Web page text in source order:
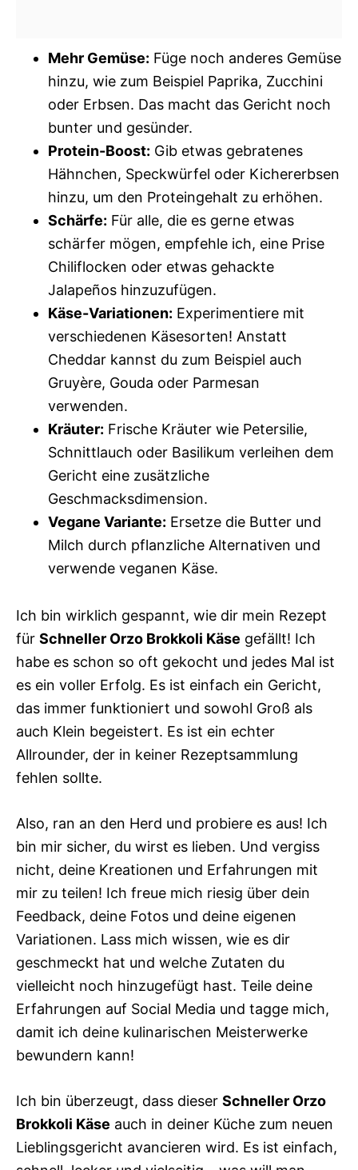
Mehr Gemüse: Füge noch anderes Gemüse
hinzu, wie zum Beispiel Paprika, Zucchini
oder Erbsen. Das macht das Gericht noch
bunter und gesünder.
Protein-Boost: Gib etwas gebratenes
Hähnchen, Speckwürfel oder Kichererbsen
hinzu, um den Proteingehalt zu erhöhen.
Schärfe: Für alle, die es gerne etwas
schärfer mögen, empfehle ich, eine Prise
Chiliflocken oder etwas gehackte
Jalapeños hinzuzufügen.
Käse-Variationen: Experimentiere mit
verschiedenen Käsesorten! Anstatt
Cheddar kannst du zum Beispiel auch
Gruyère, Gouda oder Parmesan
verwenden.
Kräuter: Frische Kräuter wie Petersilie,
Schnittlauch oder Basilikum verleihen dem
Gericht eine zusätzliche
Geschmacksdimension.
Vegane Variante: Ersetze die Butter und
Milch durch pflanzliche Alternativen und
verwende veganen Käse.
Ich bin wirklich gespannt, wie dir mein Rezept
für Schneller Orzo Brokkoli Käse gefällt! Ich
habe es schon so oft gekocht und jedes Mal ist
es ein voller Erfolg. Es ist einfach ein Gericht,
das immer funktioniert und sowohl Groß als
auch Klein begeistert. Es ist ein echter
Allrounder, der in keiner Rezeptsammlung
fehlen sollte.
Also, ran an den Herd und probiere es aus! Ich
bin mir sicher, du wirst es lieben. Und vergiss
nicht, deine Kreationen und Erfahrungen mit
mir zu teilen! Ich freue mich riesig über dein
Feedback, deine Fotos und deine eigenen
Variationen. Lass mich wissen, wie es dir
geschmeckt hat und welche Zutaten du
vielleicht noch hinzugefügt hast. Teile deine
Erfahrungen auf Social Media und tagge mich,
damit ich deine kulinarischen Meisterwerke
bewundern kann!
Ich bin überzeugt, dass dieser Schneller Orzo
Brokkoli Käse auch in deiner Küche zum neuen
Lieblingsgericht avancieren wird. Es ist einfach,